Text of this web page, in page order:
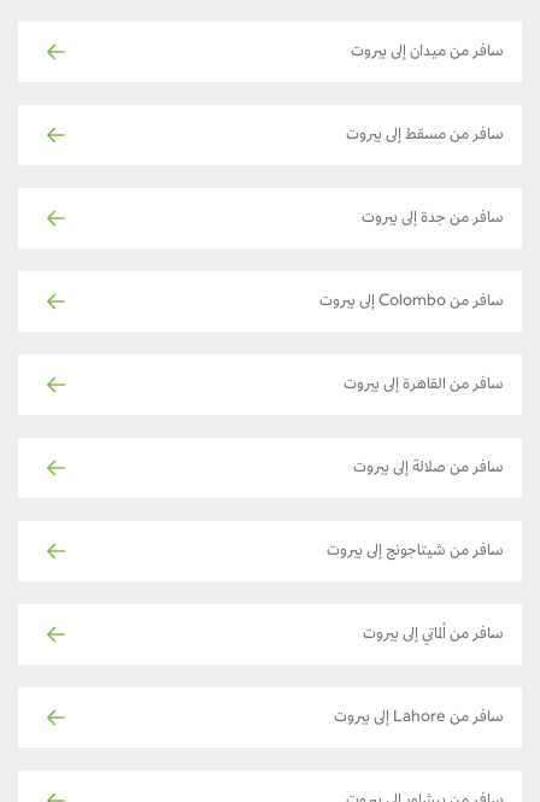
سافر من ميدان إلى بيروت
سافر من مسقط إلى بيروت
سافر من جدة إلى بيروت
سافر من Colombo إلى بيروت
سافر من القاهرة إلى بيروت
سافر من صلالة إلى بيروت
سافر من شيتاجونج إلى بيروت
سافر من ألماتي إلى بيروت
سافر من Lahore إلى بيروت